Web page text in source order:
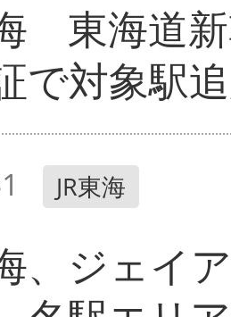
東海道
で対象駅
JR東海
、ジェイ